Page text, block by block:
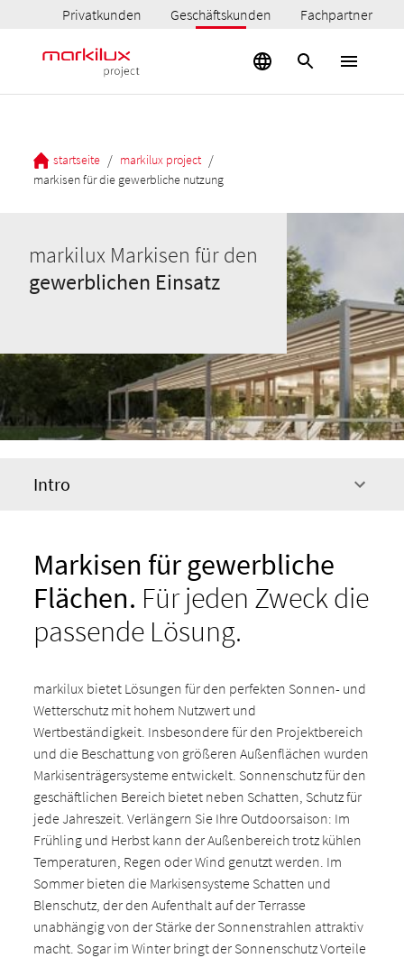
Privatkunden Geschäftskunden Fachpartner
startseite / markilux project /
markisen für die gewerbliche nutzung
markilux Markisen für den
gewerblichen Einsatz
Intro
Markisen für gewerbliche
Flächen. Für jeden Zweck die
passende Lösung.
markilux bietet Lösungen für den perfekten Sonnen- und
Wetterschutz mit hohem Nutzwert und
Wertbeständigkeit. Insbesondere für den Projektbereich
und die Beschattung von größeren Außenflächen wurden
Markisenträgersysteme entwickelt. Sonnenschutz für den
geschäftlichen Bereich bietet neben Schatten, Schutz für
jede Jahreszeit. Verlängern Sie Ihre Outdoorsaison: Im
Frühling und Herbst kann der Außenbereich trotz kühlen
Temperaturen, Regen oder Wind genutzt werden. Im
Sommer bieten die Markisensysteme Schatten und
Blenschutz, der den Aufenthalt auf der Terrasse
unabhängig von der Stärke der Sonnenstrahlen attraktiv
macht. Sogar im Winter bringt der Sonnenschutz Vorteile